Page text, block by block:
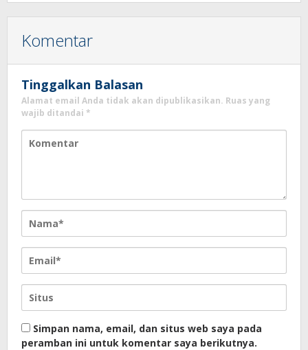
Komentar
Tinggalkan Balasan
Alamat email Anda tidak akan dipublikasikan. Ruas yang
wajib ditandai *
Simpan nama, email, dan situs web saya pada
peramban ini untuk komentar saya berikutnya.